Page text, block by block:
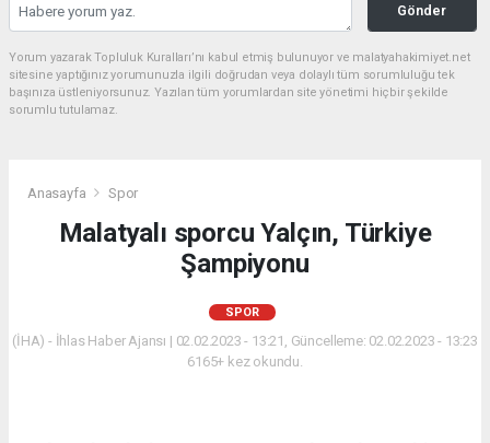
Gönder
Yorum yazarak Topluluk Kuralları’nı kabul etmiş bulunuyor ve malatyahakimiyet.net
sitesine yaptığınız yorumunuzla ilgili doğrudan veya dolaylı tüm sorumluluğu tek
başınıza üstleniyorsunuz. Yazılan tüm yorumlardan site yönetimi hiçbir şekilde
sorumlu tutulamaz.
Anasayfa Spor
Malatyalı sporcu Yalçın, Türkiye
Şampiyonu
SPOR
(İHA) - İhlas Haber Ajansı | 02.02.2023 - 13:21, Güncelleme: 02.02.2023 - 13:23
6165+ kez okundu.